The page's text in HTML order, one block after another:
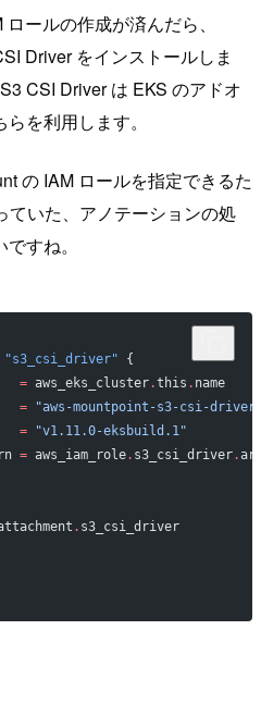
ールの作成が済んだら、
Driver をインストールしま
CSI Driver は EKS のアドオ
を利用します。
の IAM ロールを指定できるた
ていた、アノテーションの処
すね。
"s3_csi_driver" {
=
aws_eks_cluster.this . name
=
"aws-mountpoint-s3-csi-
=
"v1.11.0-eksbuild.1"
= aws_iam_role. s3_csi_driver.
. s3_csi_driver